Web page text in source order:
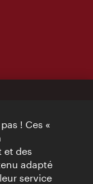
! Ces «
et des
adapté
service